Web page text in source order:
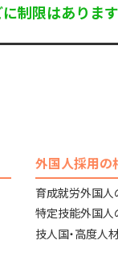
制限はありま
外国人採用の
育成就労外国人
特定技能外国人
技人国・高度人